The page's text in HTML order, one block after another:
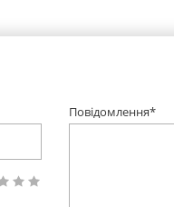
Повідомлення*